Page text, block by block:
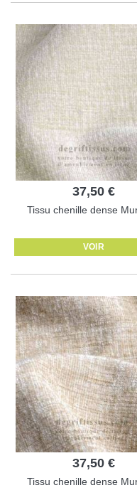
37,50 €
Tissu chenille dense
VOIR
37,50 €
Tissu chenille dense